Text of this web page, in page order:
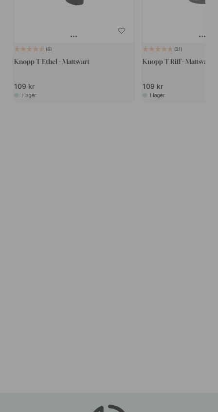
6
Knopp T Ethel - Mattsvart
109 kr
I lager
21
Knopp T Riff - Mattsvart
109 kr
I lager